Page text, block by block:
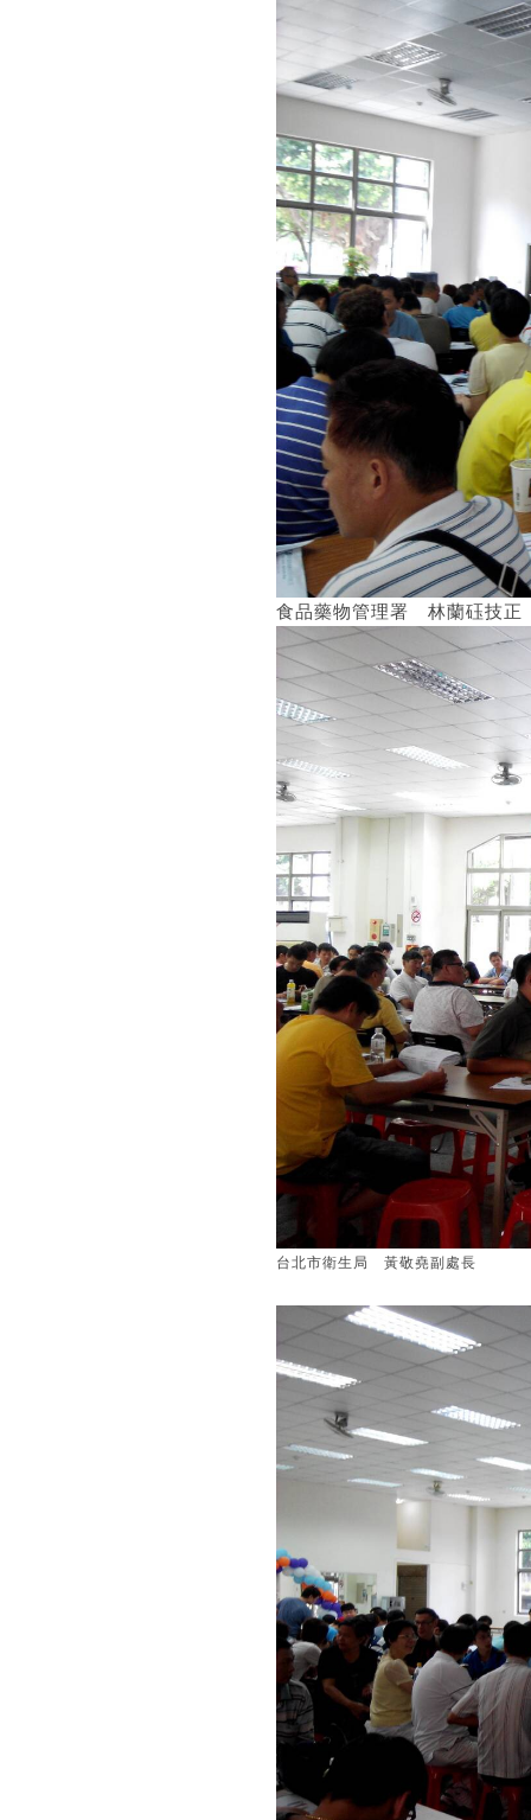
食品藥物管理署 林蘭砡技正
台北市衛生局 黃敬堯副處長